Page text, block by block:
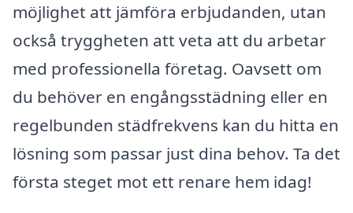
möjlighet att jämföra erbjudanden, utan
också tryggheten att veta att du arbetar
med professionella företag. Oavsett om
du behöver en engångsstädning eller en
regelbunden städfrekvens kan du hitta en
lösning som passar just dina behov. Ta det
första steget mot ett renare hem idag!